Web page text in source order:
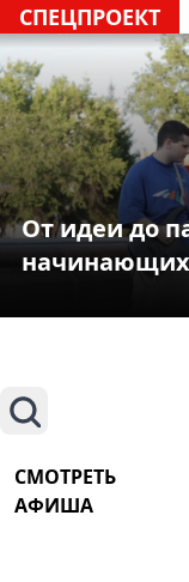
СПЕЦПРОЕКТ
От идеи до
начинающих
Поиск
СМОТРЕТЬ
АФИША